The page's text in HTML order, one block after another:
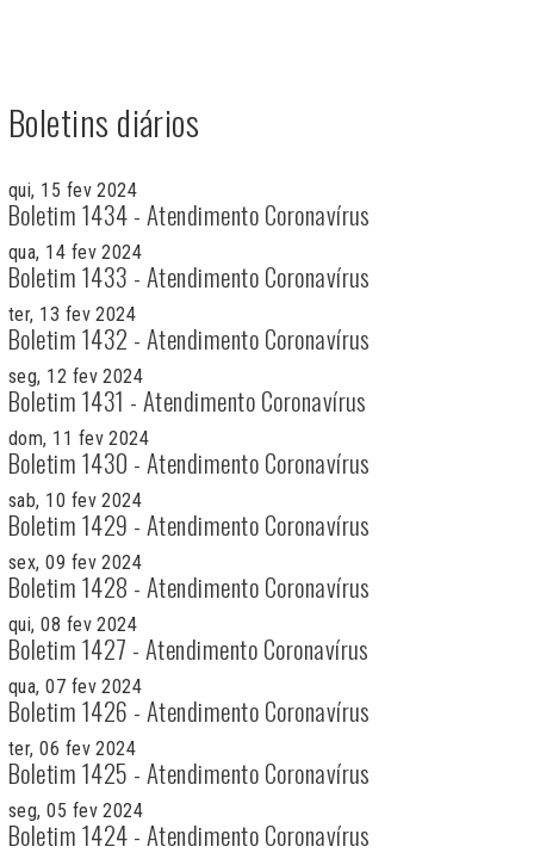
Boletins diários
qui, 15 fev 2024
Boletim 1434 - Atendimento Coronavírus
qua, 14 fev 2024
Boletim 1433 - Atendimento Coronavírus
ter, 13 fev 2024
Boletim 1432 - Atendimento Coronavírus
seg, 12 fev 2024
Boletim 1431 - Atendimento Coronavírus
dom, 11 fev 2024
Boletim 1430 - Atendimento Coronavírus
sab, 10 fev 2024
Boletim 1429 - Atendimento Coronavírus
sex, 09 fev 2024
Boletim 1428 - Atendimento Coronavírus
qui, 08 fev 2024
Boletim 1427 - Atendimento Coronavírus
qua, 07 fev 2024
Boletim 1426 - Atendimento Coronavírus
ter, 06 fev 2024
Boletim 1425 - Atendimento Coronavírus
seg, 05 fev 2024
Boletim 1424 - Atendimento Coronavírus